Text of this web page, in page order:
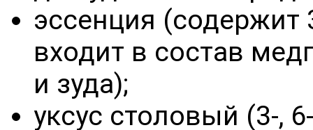
эссенция (содержит
входит в состав
и зуда);
уксус столовый (3-,